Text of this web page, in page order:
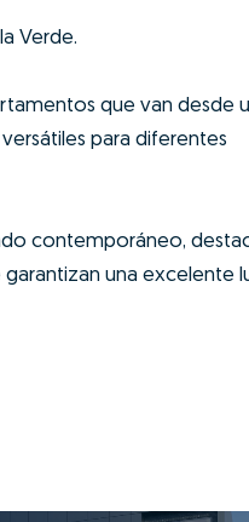
Verde.
que van desde
para diferentes
contemporáneo,
una excelente